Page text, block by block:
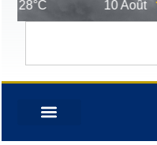
28°C 10 Août